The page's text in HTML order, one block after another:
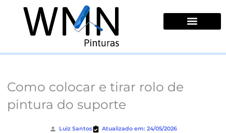
conteúdo
Como colocar e tirar rolo de
pintura do suporte
Luiz Santos Atualizado em: 24/05/2026